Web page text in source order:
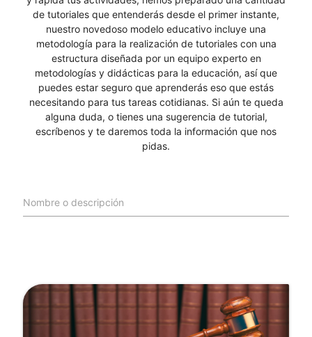
de tutoriales que entenderás desde el primer instante,
nuestro novedoso modelo educativo incluye una
metodología para la realización de tutoriales con una
estructura diseñada por un equipo experto en
metodologías y didácticas para la educación, así que
puedes estar seguro que aprenderás eso que estás
necesitando para tus tareas cotidianas. Si aún te queda
alguna duda, o tienes una sugerencia de tutorial,
escríbenos y te daremos toda la información que nos
pidas.
Nombre o descripción